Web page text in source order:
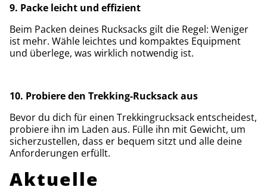
9. Packe leicht und effizient
Beim Packen deines Rucksacks gilt die Regel: Weniger
ist mehr. Wähle leichtes und kompaktes Equipment
und überlege, was wirklich notwendig ist.
10. Probiere den Trekking-Rucksack aus
Bevor du dich für einen Trekkingrucksack entscheidest,
probiere ihn im Laden aus. Fülle ihn mit Gewicht, um
sicherzustellen, dass er bequem sitzt und alle deine
Anforderungen erfüllt.
Aktuelle